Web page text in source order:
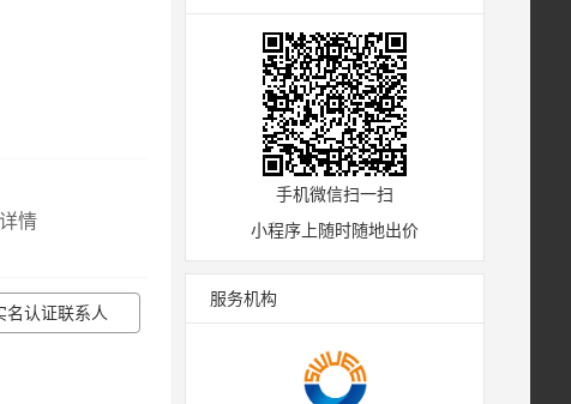
情
名认证联系人
手机微信扫一扫
小程序上随时随地出价
服务机构